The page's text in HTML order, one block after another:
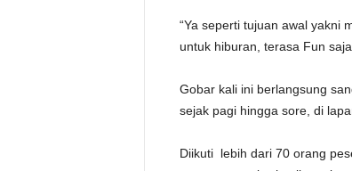
“Ya seperti tujuan awal yakni
untuk hiburan, terasa Fun
Gobar kali ini berlangsung
sejak pagi hingga sore, di
Diikuti lebih dari 70 orang